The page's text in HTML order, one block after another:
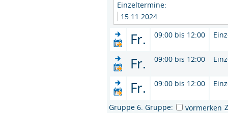
Einzeltermine:
15.11.2024
Fr. 09:00 bis 12:00
Fr. 09:00 bis 12:00
Fr. 09:00 bis 12:00
Gruppe 6. Gruppe: vormerken